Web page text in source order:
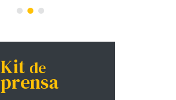
Kit de
prensa